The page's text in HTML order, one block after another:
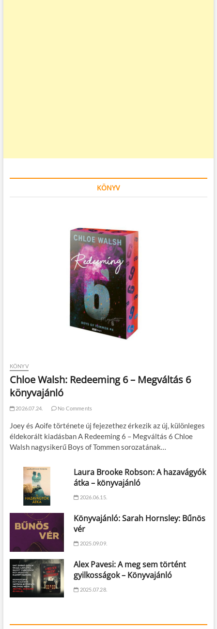
KÖNYV
KÖNYV
Chloe Walsh: Redeeming 6 – Megváltás 6
könyvajánló
2026.07.24. No Comments
Joey és Aoife története új fejezethez érkezik az új, különleges
éldekorált kiadásban A Redeeming 6 – Megváltás 6 Chloe
Walsh nagysikerű Boys of Tommen sorozatának…
Laura Brooke Robson: A hazavágyók
átka – könyvajánló
2026.06.15.
Könyvajánló: Sarah Hornsley: Bűnös
vér
2025.09.09.
Alex Pavesi: A meg sem történt
gyilkosságok – Könyvajánló
2025.07.28.